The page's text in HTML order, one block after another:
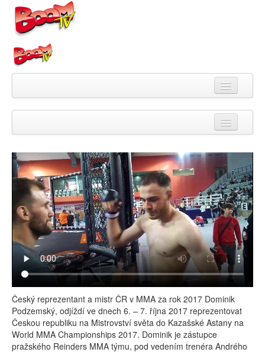
Kategorie
Pořady
Skupiny
Playlisty
Kanály
Nahrát video
Aktuality
Český reprezentant a mistr ČR v MMA za rok 2017 Dominik
Podzemský, odjíždí ve dnech 6. – 7. října 2017 reprezentovat
Českou republiku na Mistrovství světa do Kazašské Astany na
World MMA Championships 2017. Dominik je zástupce
pražského Reinders MMA týmu, pod vedením trenéra Andrého